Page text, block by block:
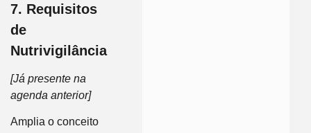
7. Requisitos
de
Nutrivigilância
[Já presente na
agenda anterior]
Amplia o conceito